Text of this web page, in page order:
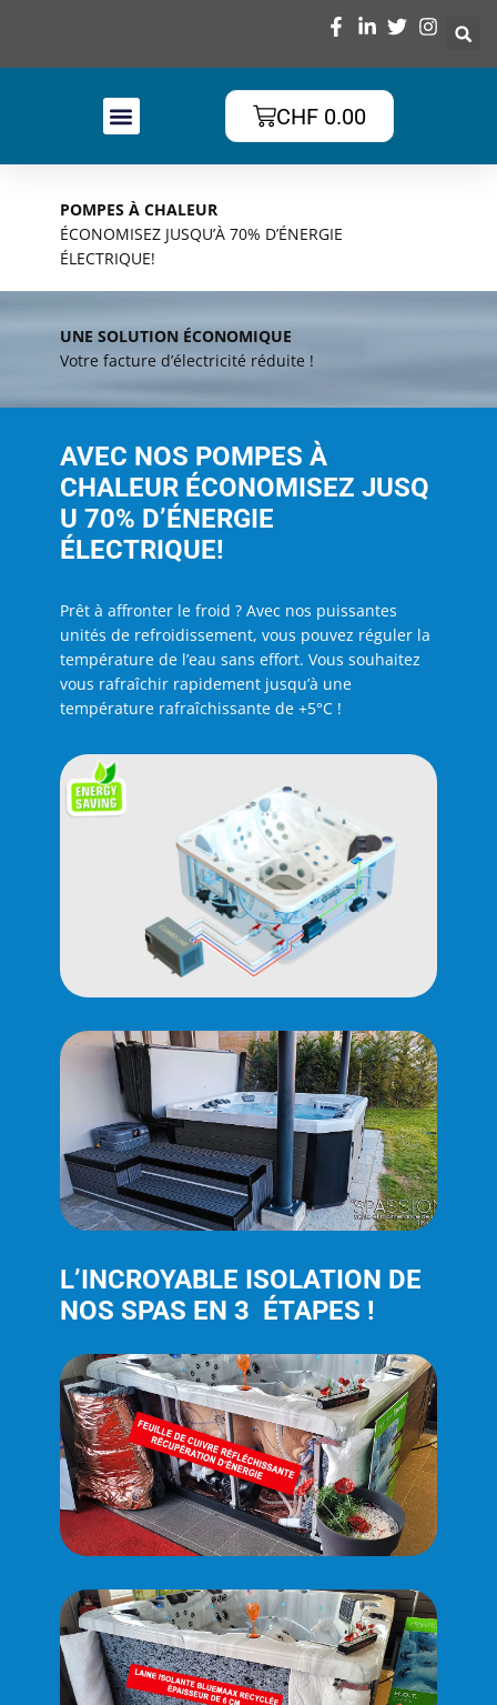
CHF 0.00
POMPES À CHALEUR
ÉCONOMISEZ JUSQU’À 70% D’ÉNERGIE
ÉLECTRIQUE!
UNE SOLUTION ÉCONOMIQUE
Votre facture d’électricité réduite !
AVEC NOS POMPES À
CHALEUR ÉCONOMISEZ JUSQ
U 70% D’ÉNERGIE
ÉLECTRIQUE!
Prêt à affronter le froid ? Avec nos puissantes
unités de refroidissement, vous pouvez réguler la
température de l’eau sans effort. Vous souhaitez
vous rafraîchir rapidement jusqu’à une
température rafraîchissante de +5°C !
L’INCROYABLE ISOLATION DE
NOS SPAS EN 3 ÉTAPES !